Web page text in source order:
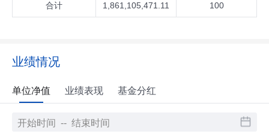
合计 1,861,105,471.11 100
业绩情况
单位净值 业绩表现 基金分红